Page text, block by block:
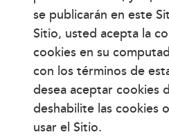
se publicarán en este
Sitio, usted acepta la
cookies en su
con los términos de
desea aceptar cookies
deshabilite las cookies
usar el Sitio.